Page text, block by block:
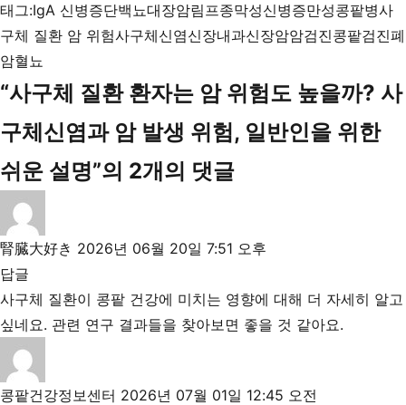
태그:IgA 신병증단백뇨대장암림프종막성신병증만성콩팥병사
구체 질환 암 위험사구체신염신장내과신장암암검진콩팥검진폐
암혈뇨
“사구체 질환 환자는 암 위험도 높을까? 사
구체신염과 암 발생 위험, 일반인을 위한
쉬운 설명”의 2개의 댓글
腎臓大好き 2026년 06월 20일 7:51 오후
답글
사구체 질환이 콩팥 건강에 미치는 영향에 대해 더 자세히 알고
싶네요. 관련 연구 결과들을 찾아보면 좋을 것 같아요.
콩팥건강정보센터 2026년 07월 01일 12:45 오전